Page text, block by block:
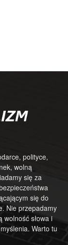
polityce,
wolną
się za
się do
Nie przepadamy
słowa i
Warto tu